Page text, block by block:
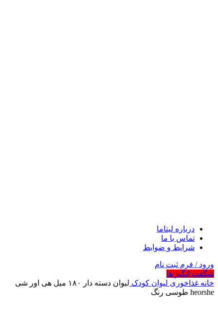
درباره لیتاما
تماس با ما
شرایط و ضوابط
ورود / فرم ثبت نام
شگفت انگیز ها
خانه غذاخوری لیوان کودک
لیوان دسته دار ۱۸۰ میل هی اور شی
heorshe طوسی رنگ